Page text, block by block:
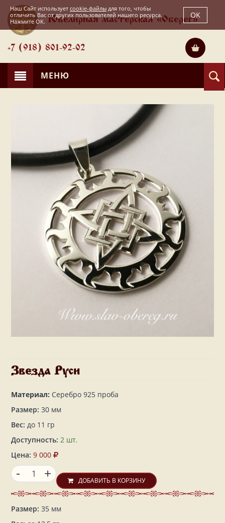
Ювелирная мастерская «Оберег»
+7 (918) 801-92-02
МЕНЮ
Звезда Руси
Материал: Серебро 925 проба
Размер: 30 мм
Вес: до 11 гр
Доступность: 2 шт.
Цена: 9 000
+
- ДОБАВИТЬ В КОРЗИНУ
Размер: 35 мм
Наш Сайт использует cookie-файлы для того, чтобы
отличить Вас от других пользователей нашего ресурса.
Нажмите OK.
OK